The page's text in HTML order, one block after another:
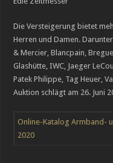
Die Versteigerung bietet
Herren und Damen.
& Mercier, Blancpain,
Glashütte, IWC, Jaeger
Patek Philippe, Tag Heuer,
Auktion schlägt am 26. Juni
Online-Katalog Armband-
2020